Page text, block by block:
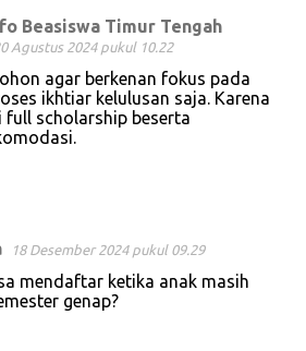
Beasiswa Timur Tengah
Agustus 2024 pukul 10.22
agar berkenan fokus pada
ikhtiar kelulusan saja. Karena
full scholarship beserta
18 Desember 2024 pukul 09.29
mendaftar ketika anak masih
genap?